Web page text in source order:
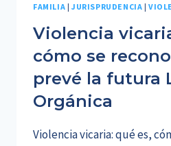
FAMILIA | JURISPRUDENCIA |
Violencia
cómo se
prevé la futura
Orgánica
Violencia vicaria: qué es,